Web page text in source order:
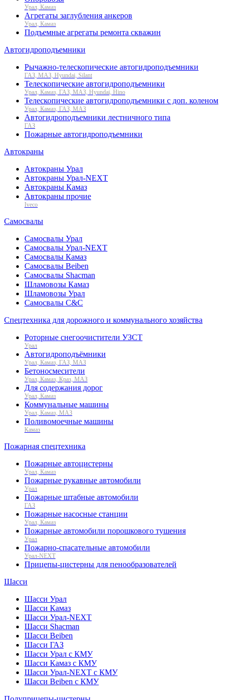
Урал, Камаз
Агрегаты заглубления анкеров
Урал, Камаз
Подъемные агрегаты ремонта скважин
Автогидроподъемники
Рычажно-телескопические автогидроподъемники
ГАЗ, МАЗ, Hyundai, Silant
Телескопические автогидроподъемники
Урал, Камаз, ГАЗ, МАЗ, Hyundai, Hino
Телескопические автогидроподъемники с доп. коленом
Урал, Камаз, ГАЗ, МАЗ
Автогидроподъемники лестничного типа
ГАЗ
Пожарные автогидроподъемники
Автокраны
Автокраны Урал
Автокраны Урал-NEXT
Автокраны Камаз
Автокраны прочие
Iveco
Самосвалы
Самосвалы Урал
Самосвалы Урал-NEXT
Самосвалы Камаз
Самосвалы Beiben
Самосвалы Shacman
Шламовозы Камаз
Шламовозы Урал
Самосвалы C&C
Спецтехника для дорожного и коммунального хозяйства
Роторные снегоочистители УЗСТ
Урал
Автогидроподъёмники
Урал, Камаз, ГАЗ, МАЗ
Бетоносмесители
Урал, Камаз, Краз, МАЗ
Для содержания дорог
Урал, Камаз
Коммунальные машины
Урал, Камаз, МАЗ
Поливомоечные машины
Камаз
Пожарная спецтехника
Пожарные автоцистерны
Урал, Камаз
Пожарные рукавные автомобили
Урал
Пожарные штабные автомобили
ГАЗ
Пожарные насосные станции
Урал, Камаз
Пожарные автомобили порошкового тушения
Урал
Пожарно-спасательные автомобили
Урал-NEXT
Прицепы-цистерны для пенообразователей
Шасси
Шасси Урал
Шасси Камаз
Шасси Урал-NEXT
Шасси Shacman
Шасси Beiben
Шасси ГАЗ
Шасси Урал с КМУ
Шасси Камаз с КМУ
Шасси Урал-NEXT с КМУ
Шасси Beiben с КМУ